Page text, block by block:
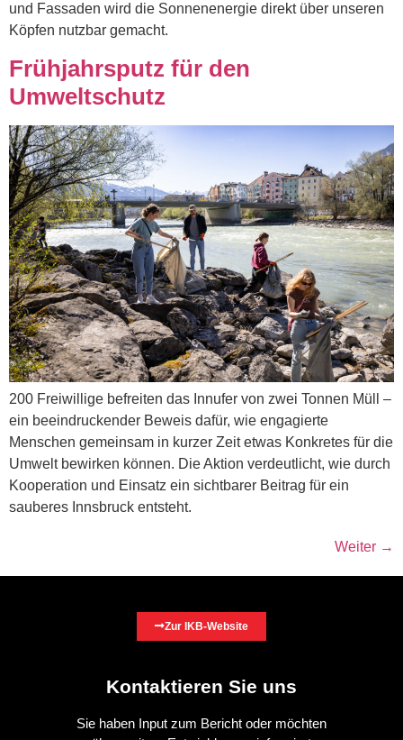
und Fassaden wird die Sonnenenergie direkt über unseren
Köpfen nutzbar gemacht.
Frühjahrsputz für den
Umweltschutz
200 Freiwillige befreiten das Innufer von zwei Tonnen Müll –
ein beeindruckender Beweis dafür, wie engagierte
Menschen gemeinsam in kurzer Zeit etwas Konkretes für die
Umwelt bewirken können. Die Aktion verdeutlicht, wie durch
Kooperation und Einsatz ein sichtbarer Beitrag für ein
sauberes Innsbruck entsteht.
Weiter →
Zur IKB-Website
Kontaktieren Sie uns
Sie haben Input zum Bericht oder möchten